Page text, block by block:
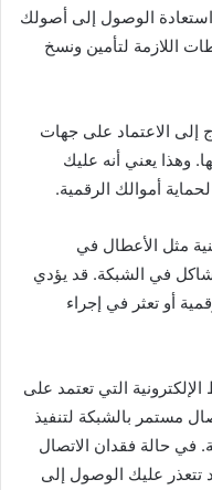
استعادة الوصول إلى أصولك
اللازمة لتأمين ونسخ
إلى الاعتماد على جهات
وهذا يعني أنه عليك
أموالك الرقمية.
مثل الأعطال في
في الشبكة. قد يؤدي
أو تعثر في إجراء
الإلكترونية التي تعتمد على
مستمر بالشبكة لتنفيذ
في حالة فقدان الاتصال
تتعذر عليك الوصول إلى